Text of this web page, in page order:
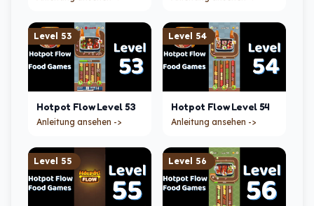
Level 53
Hotpot Flow Level53
Anleitung ansehen ->
Level 54
Hotpot Flow Level54
Anleitung ansehen ->
Level 55 Level 56